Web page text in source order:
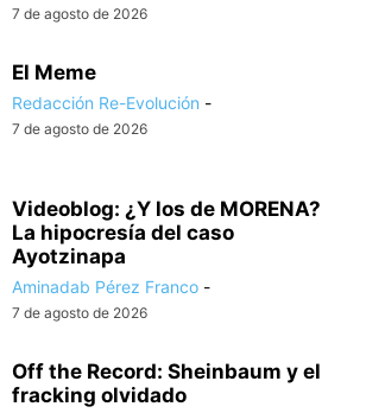
7 de agosto de 2026
El Meme
Redacción Re-Evolución -
7 de agosto de 2026
Videoblog: ¿Y los de MORENA?
La hipocresía del caso
Ayotzinapa
Aminadab Pérez Franco -
7 de agosto de 2026
Off the Record: Sheinbaum y el
fracking olvidado